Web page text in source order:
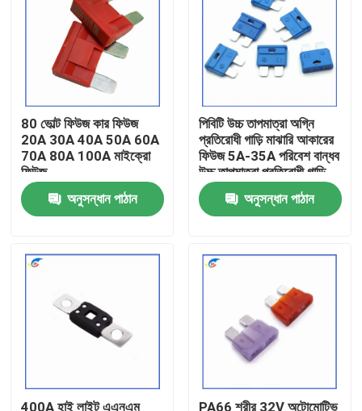
আমাদের সম্বন্ধে
কারখানা পরিদর্শন
গুণমান নিয়ন্ত্রণ
পিটিসি থার্মিস্টর
80 ভোল্ট ফিউজ কার ফিউজ
20A 30A 40A 50A 60A
70A 80A 100A মাইক্রো
ফিউজ
অনুসন্ধান পাঠান
পিবিটি উচ্চ তাপমাত্রা অগ্নি
প্রতিরোধী গাড়ি মাঝারি আকারের
ফিউজ 5A-35A পরিবেশ বান্ধব
উচ্চ তাপমাত্রা প্রতিরোধী গাড়ি
অনুসন্ধান পাঠান
400A হাই লাইট এএনএম PA66 শরীর 32V অটোমোটিভ